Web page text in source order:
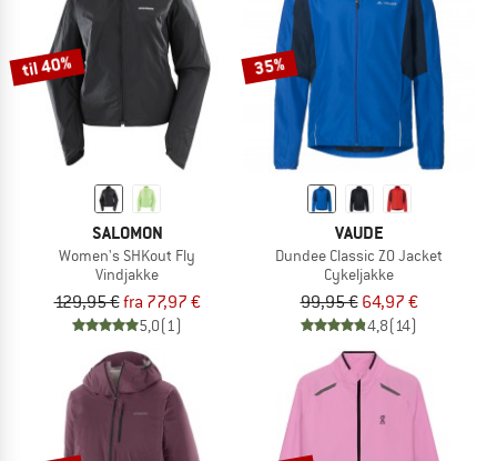
til 40%
SALOMON
Women's SHKout Fly
Vindjakke
129,95 €fra 77,97 €
5,0(1)
35%
VAUDE
Dundee Classic ZO Jacket
Cykeljakke
99,95 € 64,97 €
4,8(14)